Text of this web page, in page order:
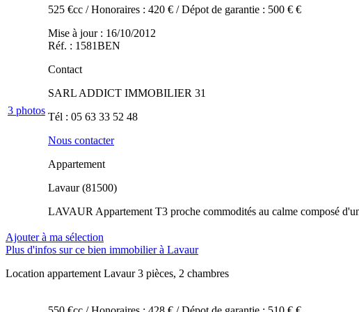
3 photos
525 €cc / Honoraires : 420 € / Dépot de garantie : 500 € €
Mise à jour : 16/10/2012
Réf. : 1581BEN
Contact
SARL ADDICT IMMOBILIER 31
Tél : 05 63 33 52 48
Nous contacter
Appartement
Lavaur (81500)
LAVAUR Appartement T3 proche commodités au calme composé
Ajouter à ma sélection
Plus d'infos sur ce bien immobilier à Lavaur
Location appartement Lavaur3 pièces, 2 chambres